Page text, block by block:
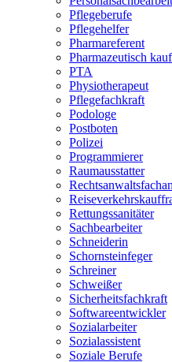
Pflegeberufe
Pflegehelfer
Pharmareferent
Pharmazeutisch
PTA
Physiotherapeut
Pflegefachkraft
Podologe
Postboten
Polizei
Programmierer
Raumausstatter
Rettungssanitäter
Sachbearbeiter
Schneiderin
Schornsteinfeger
Schreiner
Schweißer
Sicherheitsfachkraft
Softwareentwickler
Sozialarbeiter
Sozialassistent
Soziale Berufe